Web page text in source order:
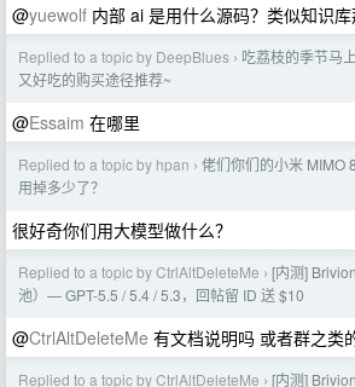
@yuewolf 内部 ai 是用什么源码？类似知识
Replied to a topic by DeepBlues › 吃荔枝的季节马
又好吃的购买途径推荐~
@Essaim 在哪里
Replied to a topic by hpan › 佬们你们的小米 MIMO
用掉多少了？
很好奇你们用大模型做什么？
Replied to a topic by CtrlAltDeleteMe › [内测]
池）— GPT-5.5 / 5.4 / 5.3，回帖留 ID 送 $10
@CtrlAltDeleteMe 有文档说明吗 或者群之类
Replied to a topic by CtrlAltDeleteMe › [内测]